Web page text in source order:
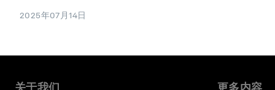
2025年07月14日
关于我们 更多内容